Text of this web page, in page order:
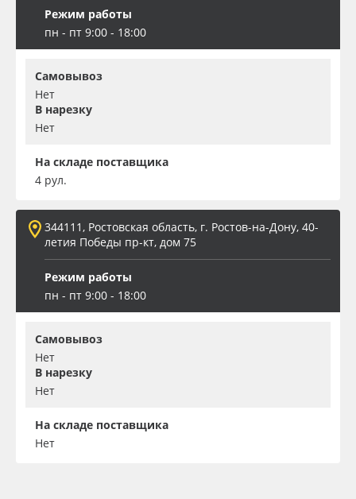
Режим работы
пн - пт 9:00 - 18:00
Самовывоз
Нет
В нарезку
Нет
На складе поставщика
4 рул.
344111, Ростовская область, г. Ростов-на-Дону, 40-
летия Победы пр-кт, дом 75
Режим работы
пн - пт 9:00 - 18:00
Самовывоз
Нет
В нарезку
Нет
На складе поставщика
Нет